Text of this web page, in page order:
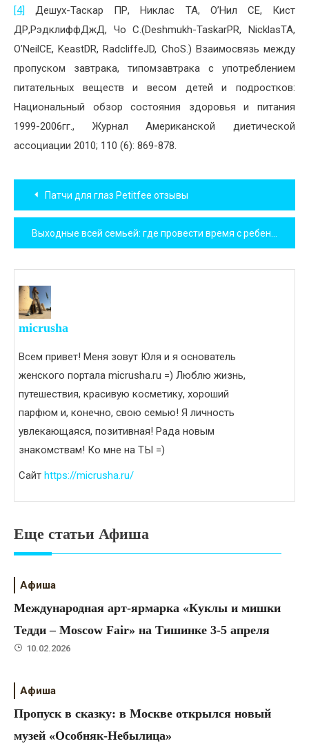
[4]
Дешух-Таскар ПР, Никлас ТА, О’Нил СЕ, Кист
ДР,РэдклиффДжД, Чо С.(Deshmukh-TaskarPR, NicklasTA,
O’NeilCE, KeastDR, RadcliffeJD, ChoS.) Взаимосвязь между
пропуском завтрака, типомзавтрака с употреблением
питательных веществ и весом детей и подростков:
Национальный обзор состояния здоровья и питания
1999-2006гг., Журнал Американской диетической
ассоциации 2010; 110 (6): 869-878.
Навигация
по
записям
Патчи для глаз Petitfee отзывы
Выходные всей семьей: где провести время с ребенком
micrusha
Всем привет! Меня зовут Юля и я основатель
женского портала micrusha.ru =) Люблю жизнь,
путешествия, красивую косметику, хороший
парфюм и, конечно, свою семью! Я личность
увлекающаяся, позитивная! Рада новым
знакомствам! Ко мне на ТЫ =)
Сайт https://micrusha.ru/
Еще статьи Афиша
Афиша
Международная арт-ярмарка «Куклы и мишки
Тедди – Moscow Fair» на Тишинке 3-5 апреля
10.02.2026
Афиша
Пропуск в сказку: в Москве открылся новый
музей «Особняк-Небылица»